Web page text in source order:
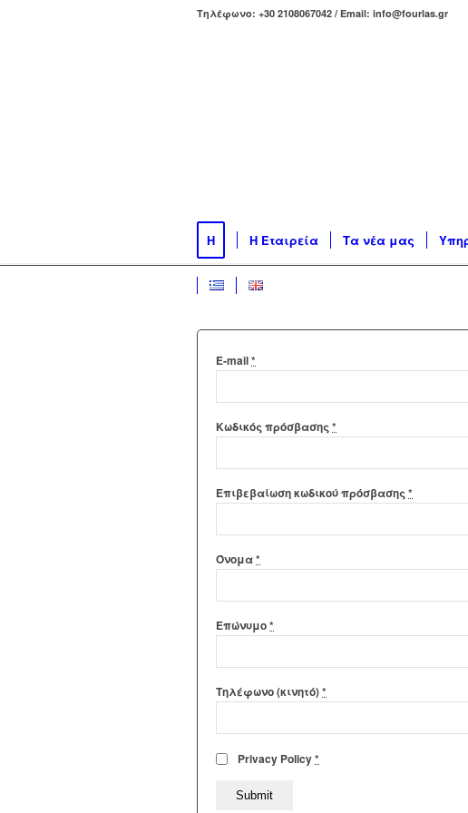
Τηλέφωνο: +30 2108067042 / Email: info@fourlas.gr
H Η Εταιρεία Τα νέα μας
E-mail*
Κωδικός πρόσβασης*
Επιβεβαίωση κωδικού πρόσβασης*
Όνομα*
Επώνυμο*
Τηλέφωνο (κινητό)*
Privacy Policy*
Submit